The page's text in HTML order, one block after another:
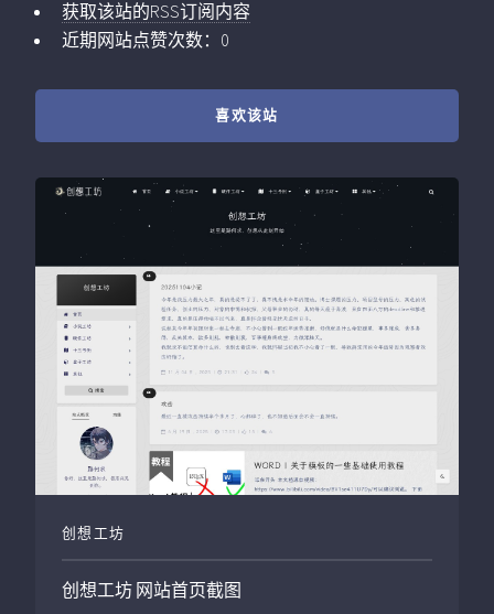
获取该站的RSS订阅内容
近期网站点赞次数：0
喜欢该站
创想工坊
创想工坊 网站首页截图